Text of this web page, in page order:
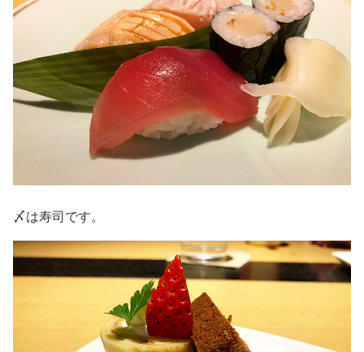
〆は寿司です。